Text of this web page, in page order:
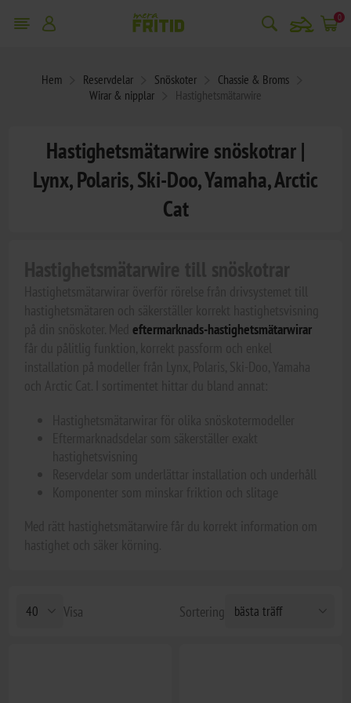
snowmobile 0
Hem Reservdelar Snöskoter
Chassie & Broms
Wirar & nipplar
Hastighetsmätarwire
Hastighetsmätarwire snöskotrar |
Lynx, Polaris, Ski-Doo, Yamaha, Arctic
Cat
på din snöskoter. Medeftermarknads-hastighetsmätarwirar
Sortering
Visa